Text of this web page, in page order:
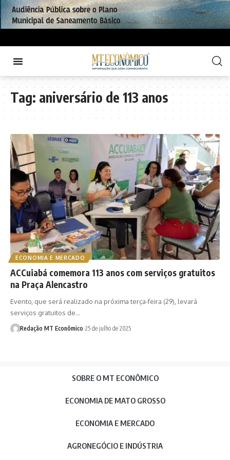
Tag: aniversário de 113 anos
ECONOMIA E MERCADO
ACCuiabá comemora 113 anos com serviços gratuitos
na Praça Alencastro
Evento, que será realizado na próxima terça-feira (29), levará
serviços gratuitos de…
Redação MT Econômico 25 de julho de 2025
SOBRE O MT ECONÔMICO
ECONOMIA DE MATO GROSSO
ECONOMIA E MERCADO
AGRONEGÓCIO E INDÚSTRIA